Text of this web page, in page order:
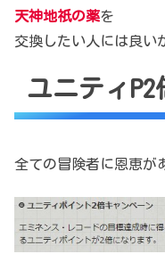
天神地祇の薬を
交換したい人には良い
ユニティP2
全ての冒険者に恩恵が